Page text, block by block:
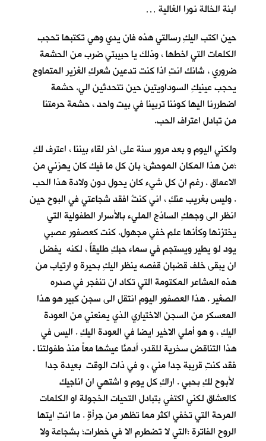
ابنة الخالة نورا الغالية …
حين اكتب اليكِ رسالتي هذه فان يدي وهي تكتبها تحجب
الكلمات التي اخطها ، وذلك يا حبيبتي ضرب من الحشمة
ضروري ، شانك انتِ اذا كنت تدعين شعركِ الغزير المتماوج
يحجب عينيكِ السوداويتين حين تتحدثين الي. حشمة
اضطررنا اليها كوننا تربينا في بيت واحد ، حشمة حرمتنا
من تبادل اعتراف الحب.
ولكني اليوم و بعد مرور سنة على اخر لقاء بيننا ، اعترف لكِ
؛من هذا المكان الموحش؛ بان كل ما فيك كان يهزني من
الاعماق . رغم ان كل شيء كان يحول دون ولادة هذا الحب
. وليس بغريب عنكِ ، اني كنتُ افقد شجاعتي في البوح حين
انظر الى وجهكِ الساذج المليء بالأسرار الطفولية التي
يختزنها وكأنها علم خفي مجهول. كنت كعصفور عصبي
يود لو يطير ويستجم في سماء حبكِ طليقاً ، لكنه يفضل
ان يبقى خلف قضبان قفصه ينظر اليكِ بحيرة و ارتياب من
هذه المشاعر المكتومة التي تكاد ان تنفجر في صدره
الصغير . هذا العصفور اليوم انتقل الى سجن كبير هو هذا
المعسكر من السجن الاختياري الذي يمنعني من العودة
اليكِ ، و هو أملي الاخير ايضا في العودة اليكِ . اليس في
هذا التناقض سخرية للقدر، أدمنَّا عيشها معاً منذ طفولتنا .
فقد كنتِ قريبة جدا مني ، و في ذات الوقت بعيدة جدا
لأبوح لكِ بحبي . اراكِ كل يوم و اشتهي ان اناجيك
كالعشاق لكني اكتفي بتبادل التحيات الخجولة او الكلمات
المرحة التي تخفي اكثر مما تظهر من جرأةٍ . ما انتِ ايتها
الروح الفاترة ؛التي لا تضطرم الا في خطرات؛ بشجاعة ولا